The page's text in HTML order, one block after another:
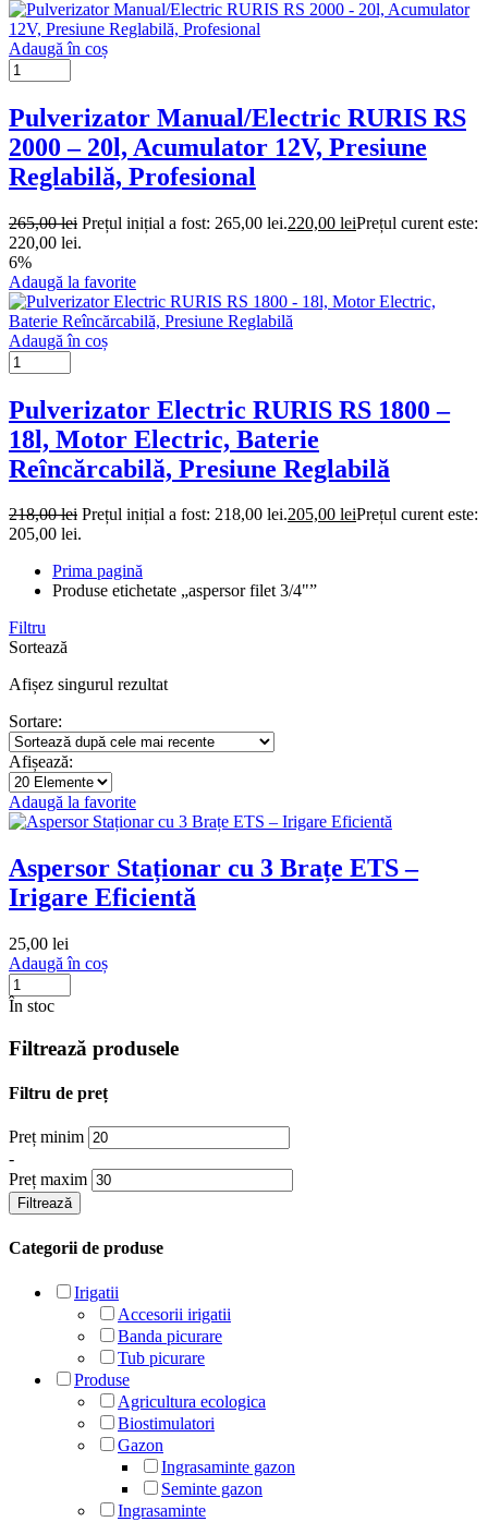
Adaugă în coș
Pulverizator Manual/Electric RURIS RS
2000 – 20l, Acumulator 12V, Presiune
Reglabilă, Profesional
265,00lei Prețul inițial a fost: 265,00 lei.220,00 leiPrețul curent este:
220,00 lei.
6%
Adaugă la favorite
Adaugă în coș
Pulverizator Electric RURIS RS 1800 –
18l, Motor Electric, Baterie
Reîncărcabilă, Presiune Reglabilă
218,00lei Prețul inițial a fost: 218,00 lei.205,00 leiPrețul curent este:
205,00 lei.
Prima pagină
Produse etichetate „aspersor filet 3/4"”
Filtru
Sortează
Afișez singurul rezultat
Sortare:
Afișează:
Adaugă la favorite
Aspersor Staționar cu 3 Brațe ETS –
Irigare Eficientă
25,00 lei
Adaugă în coș
În stoc
Filtrează produsele
Filtru de preț
Preț minim
-
Preț maxim
Filtrează
Categorii de produse
Irigatii
Accesorii irigatii
Banda picurare
Tub picurare
Produse
Agricultura ecologica
Biostimulatori
Gazon
Ingrasaminte gazon
Seminte gazon
Ingrasaminte